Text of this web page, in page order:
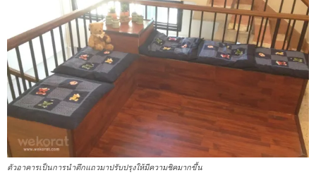
ตัวอาคารเป็นการนำตึกแถวมาปรับปรุงให้มีความชิคมากขึ้น